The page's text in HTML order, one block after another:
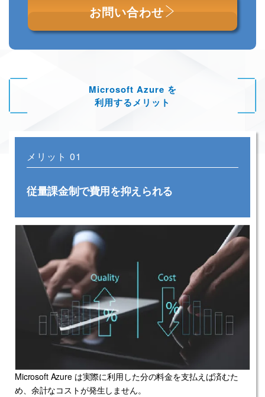
お問い合わせ
Microsoft Azure を
利用するメリット
メリット 01
従量課金制で費用を抑えられる
Microsoft Azure は実際に利用した分の料金を支払えば済むた
め、余計なコストが発生しません。